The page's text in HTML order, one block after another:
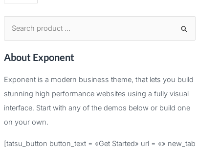
s
r
About Exponent
Exponent is a modern business theme, that lets you build
stunning high performance websites using a fully visual
interface. Start with any of the demos below or build one
on your own.
[tatsu_button button_text = «Get Started» url = «» new_tab